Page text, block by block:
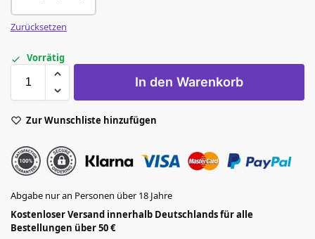
Zurücksetzen
Vorrätig
In den Warenkorb
Zur Wunschliste hinzufügen
Abgabe nur an Personen über 18 Jahre
Kostenloser Versand innerhalb Deutschlands für alle
Bestellungen über 50 €